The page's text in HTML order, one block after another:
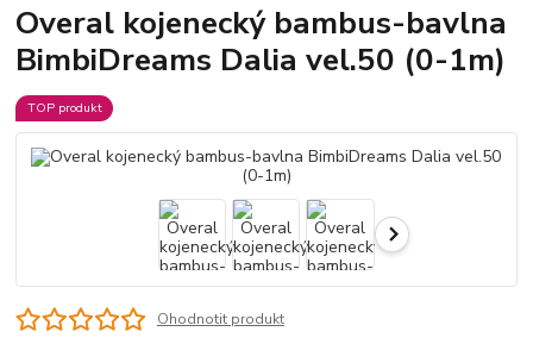
Overal kojenecký bambus-bavlna
BimbiDreams Dalia vel.50 (0-1m)
TOP produkt
Ohodnotit produkt